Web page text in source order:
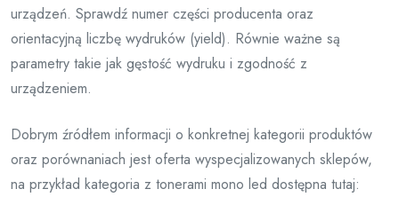
urządzeń. Sprawdź numer części producenta oraz
orientacyjną liczbę wydruków (yield). Równie ważne są
parametry takie jak gęstość wydruku i zgodność z
urządzeniem.
Dobrym źródłem informacji o konkretnej kategorii produktów
oraz porównaniach jest oferta wyspecjalizowanych sklepów,
na przykład kategoria z tonerami mono led dostępna tutaj: